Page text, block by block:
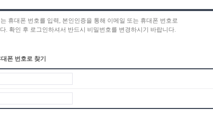
휴대폰 번호를 입력, 본인인증을 통해 이메일 또는 휴대폰 번호로
. 확인 후 로그인하셔서 반드시 비밀번호를 변경하시기 바랍니다.
대폰 번호로 찾기